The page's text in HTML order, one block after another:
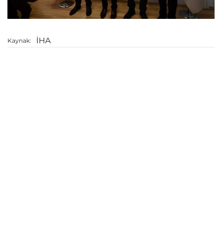
Kaynak: İHA